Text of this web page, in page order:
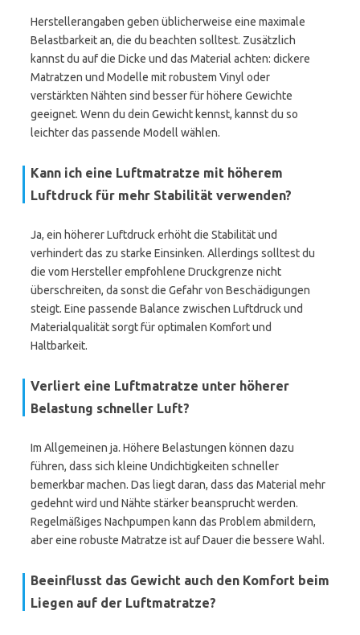
Herstellerangaben geben üblicherweise eine maximale
Belastbarkeit an, die du beachten solltest. Zusätzlich
kannst du auf die Dicke und das Material achten: dickere
Matratzen und Modelle mit robustem Vinyl oder
verstärkten Nähten sind besser für höhere Gewichte
geeignet. Wenn du dein Gewicht kennst, kannst du so
leichter das passende Modell wählen.
Kann ich eine Luftmatratze mit höherem
Luftdruck für mehr Stabilität verwenden?
Ja, ein höherer Luftdruck erhöht die Stabilität und
verhindert das zu starke Einsinken. Allerdings solltest du
die vom Hersteller empfohlene Druckgrenze nicht
überschreiten, da sonst die Gefahr von Beschädigungen
steigt. Eine passende Balance zwischen Luftdruck und
Materialqualität sorgt für optimalen Komfort und
Haltbarkeit.
Verliert eine Luftmatratze unter höherer
Belastung schneller Luft?
Im Allgemeinen ja. Höhere Belastungen können dazu
führen, dass sich kleine Undichtigkeiten schneller
bemerkbar machen. Das liegt daran, dass das Material mehr
gedehnt wird und Nähte stärker beansprucht werden.
Regelmäßiges Nachpumpen kann das Problem abmildern,
aber eine robuste Matratze ist auf Dauer die bessere Wahl.
Beeinflusst das Gewicht auch den Komfort beim
Liegen auf der Luftmatratze?